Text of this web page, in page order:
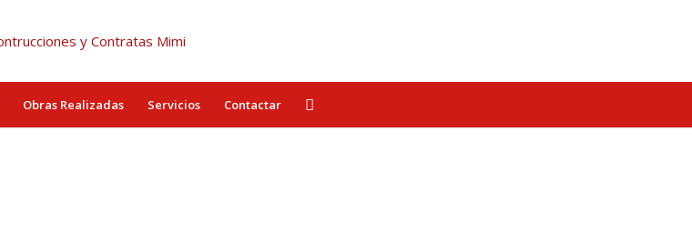
Obras Realizadas Servicios Contactar